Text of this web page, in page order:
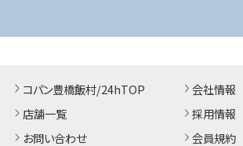
コパン豊橋飯村/24hTOP
店舗一覧
お問い合わせ
会社情報
採用情報
会員規約